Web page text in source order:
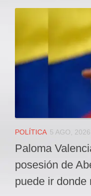
Local
JUDICIAL
ÁREA
POLÍTICA 5 AGO, 2026
Paloma
posesión de
puede ir donde